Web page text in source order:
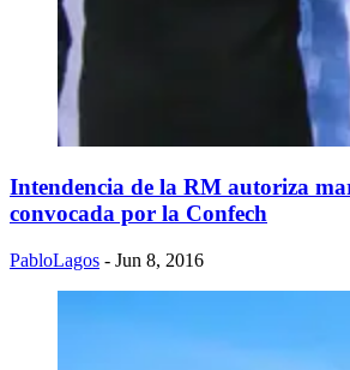
Intendencia de la RM autoriza
convocada por la Confech
PabloLagos - Jun 8, 2016